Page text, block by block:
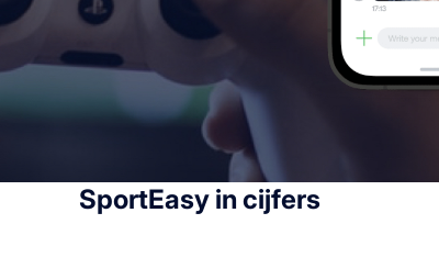
SportEasy in cijfers